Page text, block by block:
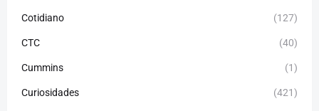
Cotidiano (127)
CTC (40)
Cummins (1)
Curiosidades (421)